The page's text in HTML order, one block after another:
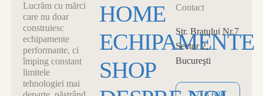
Lucrăm cu mărci
care nu doar
construiesc
echipamente
performante, ci
împing constant
limitele
tehnologiei mai
HOME
ECHIPAMENTE
SHOP
Contact
Str. Bratului Nr.7
Sector 2,
Bucureşti